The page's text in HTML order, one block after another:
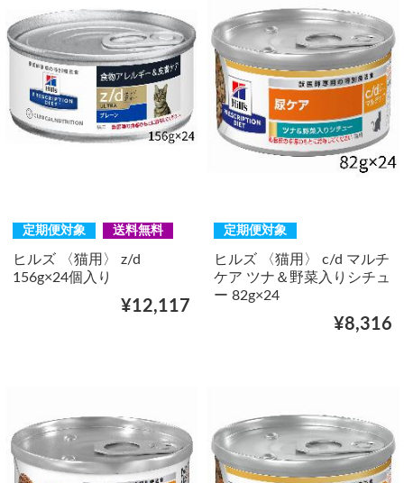
定期便対象 送料無料
ヒルズ 〈猫用〉 z/d
156g×24個入り
¥12,117
定期便対象
ヒルズ 〈猫用〉 c/d マルチ
ケア ツナ＆野菜入りシチュ
ー 82g×24
¥8,316